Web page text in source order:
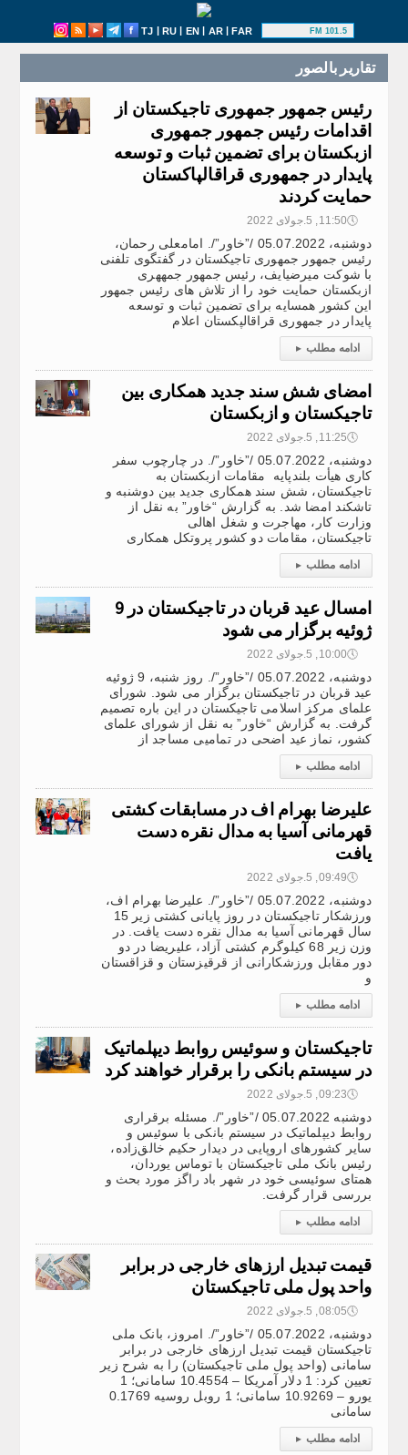
TJ | RU | EN | AR|FAR 101.5 FM
تقارير بالصور
رئیس جمهور جمهوری تاجیکستان از
اقدامات رئیس جمهور جمهوری
ازبکستان برای تضمین ثبات و توسعه
پایدار در جمهوری قراقالپاکستان
حمایت کردند
🕔11:50, 5.جولای 2022
دوشنبه، 05.07.2022 /”خاور”/. امامعلی رحمان،
رئیس جمهور جمهوری تاجیکستان در گفتگوی تلفنی
با شوکت میرضیایف، رئیس جمهور جمههری
ازبکستان حمایت خود را از تلاش های رئیس جمهور
این کشور همسایه برای تضمین ثبات و توسعه
پایدار در جمهوری قراقالپکستان اعلام
ادامه مطلب ▸
امضای شش سند جدید همکاری بین
تاجیکستان و ازبکستان
🕔11:25, 5.جولای 2022
دوشنبه، 05.07.2022 /”خاور”/. در چارچوب سفر
کاری هیأت بلندپایه مقامات ازبکستان به
تاجیکستان، شش سند همکاری جدید بین دوشنبه و
تاشکند امضا شد. به گزارش “خاور” به نقل از
وزارت کار، مهاجرت و شغل اهالی
تاجیکستان، مقامات دو کشور پروتکل همکاری
ادامه مطلب ▸
امسال عید قربان در تاجیکستان در 9
ژوئیه برگزار می شود
🕔10:00, 5.جولای 2022
دوشنبه، 05.07.2022 /”خاور”/. روز شنبه، 9 ژوئیه
عید قربان در تاجیکستان برگزار می شود. شورای
علمای مرکز اسلامی تاجیکستان در این باره تصمیم
گرفت. به گزارش “خاور” به نقل از شورای علمای
کشور، نماز عید اضحی در تمامیی مساجد از
ادامه مطلب ▸
علیرضا بهرام اف در مسابقات کشتی
قهرمانی آسیا به مدال نقره دست
یافت
🕔09:49, 5.جولای 2022
دوشنبه، 05.07.2022 /”خاور”/. علیرضا بهرام اف،
ورزشکار تاجیکستان در روز پایانی کشتی زیر 15
سال قهرمانی آسیا به مدال نقره دست یافت. در
وزن زیر 68 کیلوگرم کشتی آزاد، علیریضا در دو
دور مقابل ورزشکارانی از قرقیزستان و قزاقستان
و
ادامه مطلب ▸
تاجیکستان و سوئیس روابط دیپلماتیک
در سیستم بانکی را برقرار خواهند کرد
🕔09:23, 5.جولای 2022
دوشنبه 05.07.2022 /”خاور”/. مسئله برقراری
روابط دیپلماتیک در سیستم بانکی با سوئیس و
سایر کشورهای اروپایی در دیدار حکیم خالق‌زاده،
رئیس بانک ملی تاجیکستان با توماس یوردان،
همتای سوئیسی خود در شهر باد راگز مورد بحث و
بررسی قرار گرفت.
ادامه مطلب ▸
قیمت تبدیل ارزهای خارجی در برابر
واحد پول ملی تاجیکستان
🕔08:05, 5.جولای 2022
دوشنبه، 05.07.2022 /”خاور”/. امروز، بانک ملی
تاجیکستان قیمت تبدیل ارزهای خارجی در برابر
سامانی (واحد پول ملی تاجیکستان) را به شرح زیر
تعیین کرد: 1 دلار آمریکا – 10.4554 سامانی؛ 1
یورو – 10.9269 سامانی؛ 1 روبل روسیه 0.1769
سامانی
ادامه مطلب ▸